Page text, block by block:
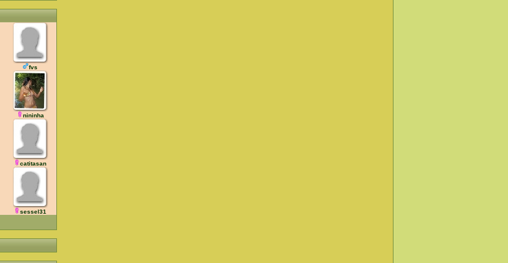
fvs
nininha
catitasan
sessel31